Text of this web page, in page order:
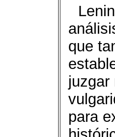
que
juzgar
para